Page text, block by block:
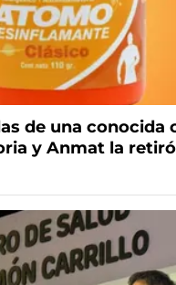
de una conocida
y Anmat la